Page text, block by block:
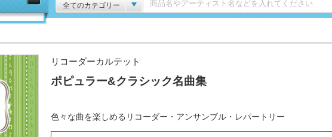
全てのカテゴリー
リコーダーカルテット
ポピュラー&クラシック名曲集
色々な曲を楽しめるリコーダー・アンサンブル・レパートリー